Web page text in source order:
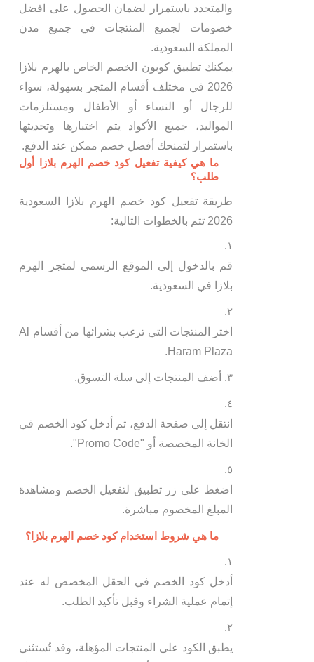
والمتجدد باستمرار لضمان الحصول على افضل
خصومات لجميع المنتجات في جميع مدن
المملكة السعودية.
يمكنك تطبيق كوبون الخصم الخاص بالهرم بلازا
2026 في مختلف أقسام المتجر بسهولة، سواء
للرجال أو النساء أو الأطفال ومستلزمات
المواليد، جميع الأكواد يتم اختبارها وتحديثها
باستمرار لتمنحك أفضل خصم ممكن عند الدفع.
ما هي كيفية تفعيل كود خصم الهرم بلازا أول
طلب؟
طريقة تفعيل كود خصم الهرم بلازا السعودية
2026 تتم بالخطوات التالية:
قم بالدخول إلى الموقع الرسمي لمتجر الهرم
بلازا في السعودية.
اختر المنتجات التي ترغب بشرائها من أقسام Al
Haram Plaza.
أضف المنتجات إلى سلة التسوق.
انتقل إلى صفحة الدفع، ثم أدخل كود الخصم في
الخانة المخصصة أو "Promo Code".
اضغط على زر تطبيق لتفعيل الخصم ومشاهدة
المبلغ المخصوم مباشرة.
ما هي شروط استخدام كود خصم الهرم بلازا؟
أدخل كود الخصم في الحقل المخصص له عند
إتمام عملية الشراء وقبل تأكيد الطلب.
يطبق الكود على المنتجات المؤهلة، وقد تُستثنى